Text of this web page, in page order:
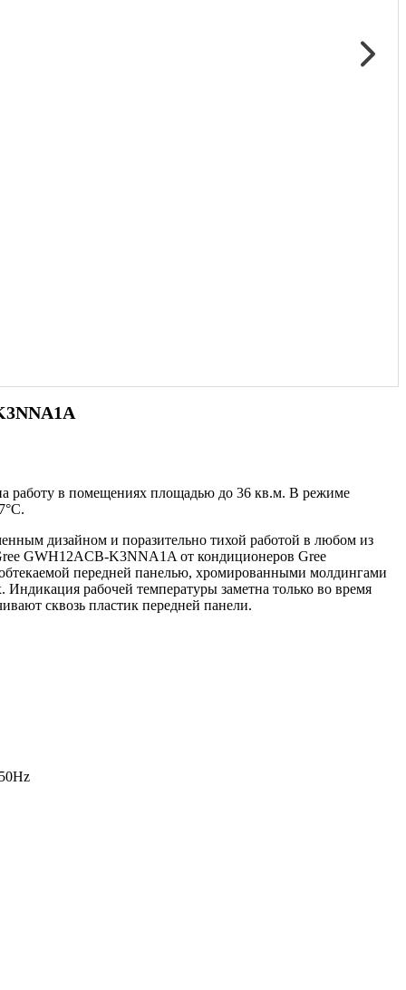
работу в помещениях площадью до 36 кв.м. В режиме
дизайном и поразительно тихой работой в любом из
GWH12ACB-K3NNA1A от кондиционеров Gree
передней панелью, хромированными молдингами
рабочей температуры заметна только во время
сквозь пластик передней панели.